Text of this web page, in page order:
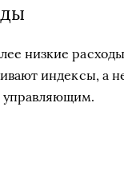
низкие
индексы, а
управляющим.